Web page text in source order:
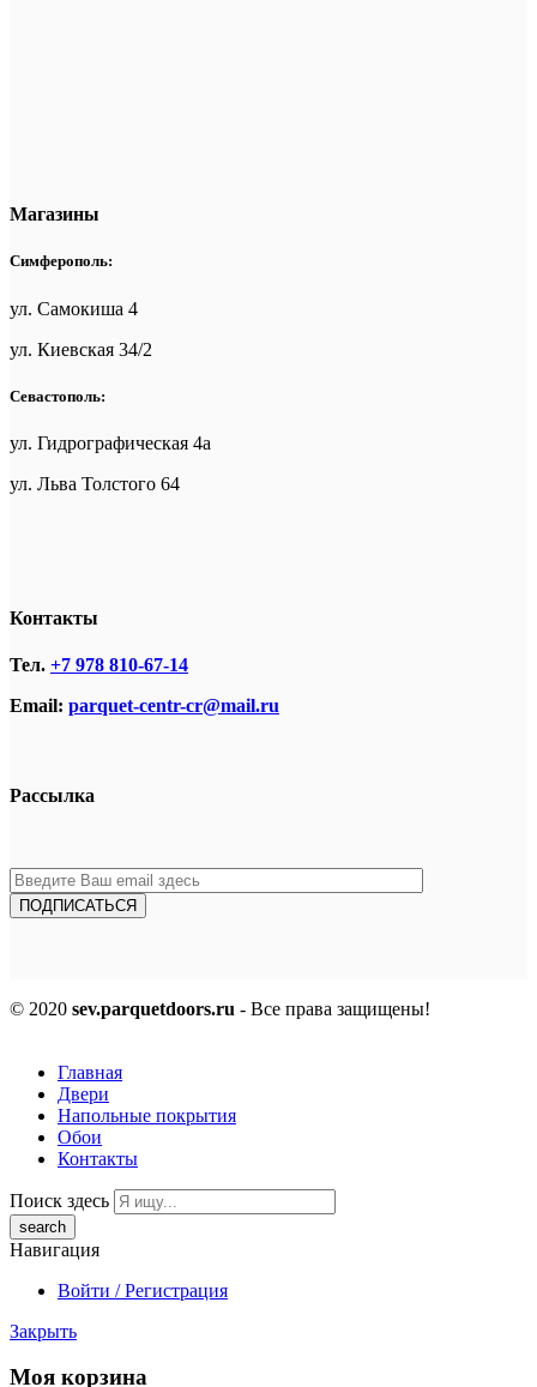
Магазины
Симферополь:
ул. Самокиша 4
ул. Киевская 34/2
Севастополь:
ул. Гидрографическая 4а
ул. Льва Толстого 64
Контакты
Тел. +7 978 810-67-14
Email: parquet-centr-cr@mail.ru
Рассылка
© 2020 sev.parquetdoors.ru - Все права защищены!
Главная
Двери
Напольные покрытия
Обои
Контакты
Поиск здесь
Навигация
Войти / Регистрация
Закрыть
Моя корзина